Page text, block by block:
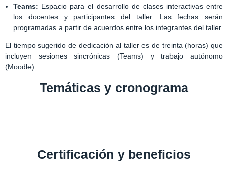
Teams: Espacio para el desarrollo de clases interactivas entre
los docentes y participantes del taller. Las fechas serán
programadas a partir de acuerdos entre los integrantes del taller.
El tiempo sugerido de dedicación al taller es de treinta (horas) que
incluyen sesiones sincrónicas (Teams) y trabajo autónomo
(Moodle).
Temáticas y cronograma
Certificación y beneficios